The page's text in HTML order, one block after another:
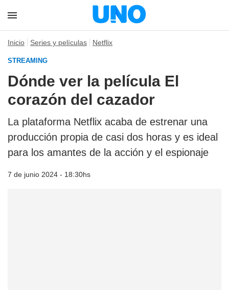
Inicio Series y películas Netflix
STREAMING
Dónde ver la película El
corazón del cazador
La plataforma Netflix acaba de estrenar una
producción propia de casi dos horas y es ideal
para los amantes de la acción y el espionaje
7 de junio 2024 - 18:30hs